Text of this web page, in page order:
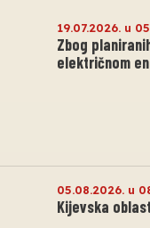
19.07.2026. u
Zbog
električnom
05.08.2026. u
Kijevska